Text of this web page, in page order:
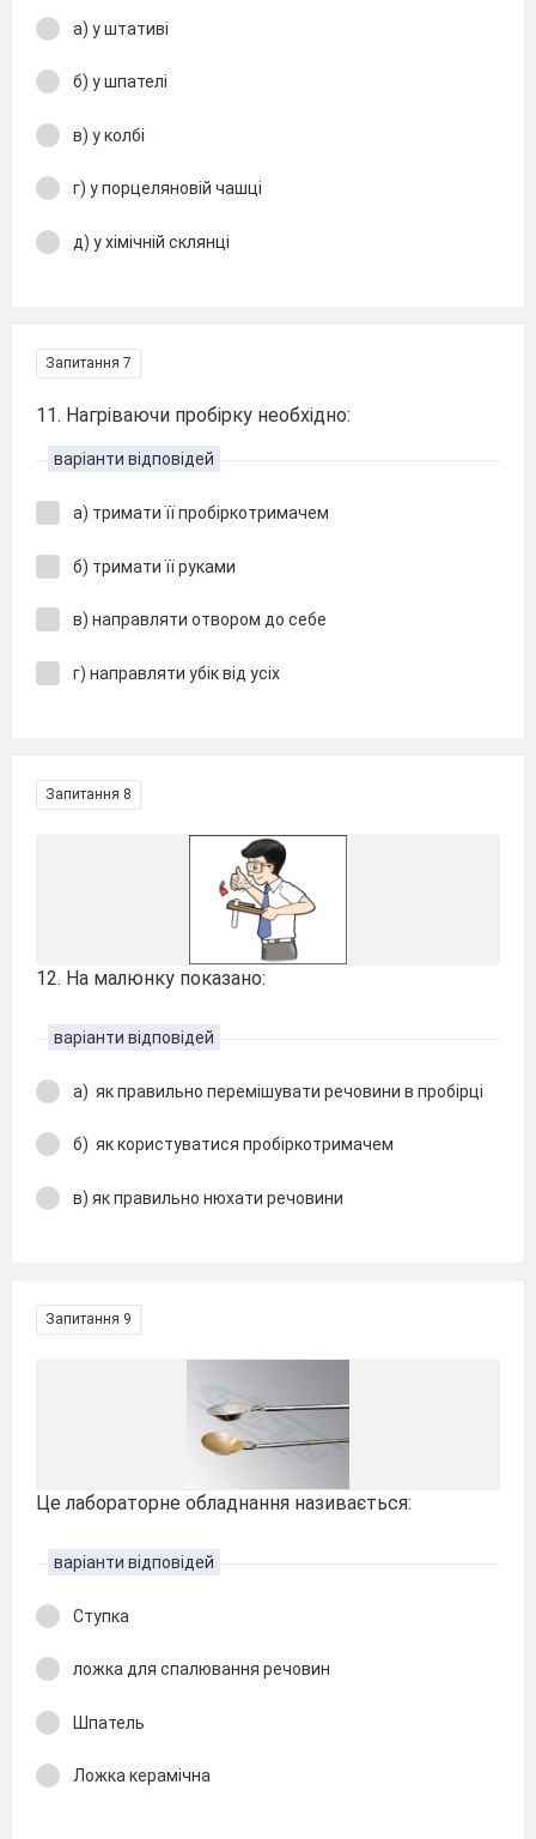
а) у штативі
б) у шпателі
в) у колбі
г) у порцеляновій чашці
д) у хімічній склянці
Запитання 7
11. Нагріваючи пробірку необхідно:
варіанти відповідей
а) тримати її пробіркотримачем
б) тримати її руками
в) направляти отвором до себе
г) направляти убік від усіх
Запитання 8
12. На малюнку показано:
варіанти відповідей
а) як правильно перемішувати речовини в пробірці
б) як користуватися пробіркотримачем
в) як правильно нюхати речовини
Запитання 9
Це лабораторне обладнання називається:
варіанти відповідей
Ступка
ложка для спалювання речовин
Шпатель
Ложка керамічна